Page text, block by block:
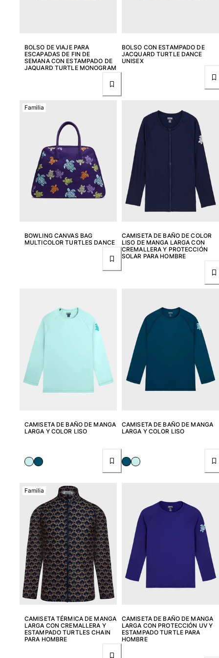
BOLSO DE VIAJE PARA
ESCAPADAS DE FIN DE
SEMANA CON ESTAMPADO DE
JAQUARD TURTLE MONOGRAM
BOLSO CON ESTAMPADO DE
JACQUARD TURTLE DANCE
UNISEX
BOWLING CANVAS BAG
MULTICOLOR TURTLES DANCE
Familia
CAMISETA DE BAÑO DE COLOR
LISO DE MANGA LARGA CON
CREMALLERA Y PROTECCIÓN
SOLAR PARA HOMBRE
CAMISETA DE BAÑO DE MANGA
LARGA Y COLOR LISO
CAMISETA DE BAÑO DE MANGA
LARGA Y COLOR LISO
CAMISETA TÉRMICA DE MANGA
LARGA CON CREMALLERA Y
ESTAMPADO TURTLES CHAIN
PARA HOMBRE
Familia
CAMISETA DE BAÑO DE MANGA
LARGA CON PROTECCIÓN UV Y
ESTAMPADO TURTLE PARA
HOMBRE